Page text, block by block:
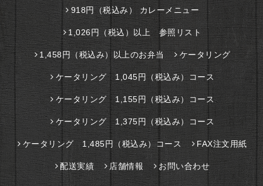
918円（税込み） カレーメニュー
1,026円（税込）以上 参照リスト
1,458円（税込み）以上のお弁当 ケータリング
ケータリング 1,045円（税込み）コース
ケータリング 1,155円（税込み）コース
ケータリング 1,375円（税込み）コース
ケータリング 1,485円（税込み）コース FAX注文用紙
配送実績 店舗情報 お問い合わせ